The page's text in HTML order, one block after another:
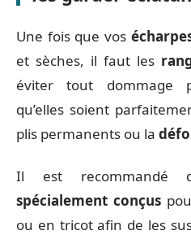
Une fois que vos
et sèches, il faut les
éviter tout dommage
qu’elles soient
plis permanents ou la
Il est recommandé
spécialement conçus
ou en tricot afin de les